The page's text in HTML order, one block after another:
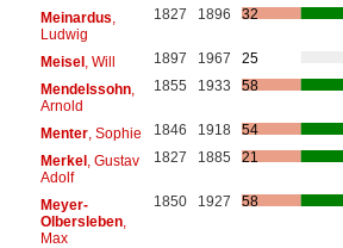
Meinardus
Ludwig
1827 1896 32
Meisel, Will 1897 1967
25
Mendelssohn,
Arnold
1855 1933 58
Menter, Sophie 1846 1918
54
Merkel, Gustav
Adolf
1827 1885 21
Meyer-
Olbersleben,
Max
1850 1927 58